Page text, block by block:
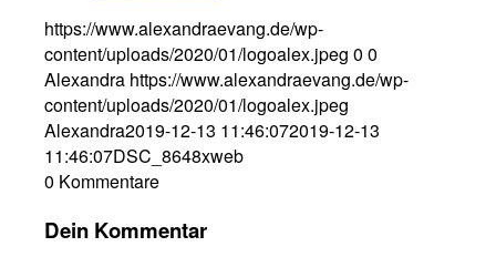
https://www.alexandraevang.de/wp-
content/uploads/2020/01/logoalex.jpeg 0 0
Alexandra https://www.alexandraevang.de/wp-
content/uploads/2020/01/logoalex.jpeg
Alexandra2019-12-13 11:46:072019-12-13
11:46:07DSC_8648xweb
0 Kommentare
Dein Kommentar